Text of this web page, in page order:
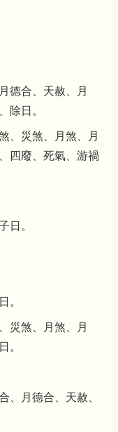
德合、天赦、月
除日。
、災煞、月煞、月
四廢、死氣、游禍
日。
。
災煞、月煞、月
。
、月德合、天赦、